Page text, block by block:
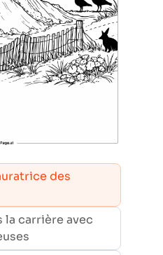
des
la carrière avec